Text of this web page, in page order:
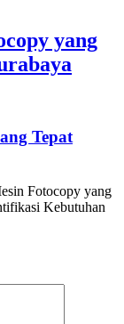
yang
Tepat
Fotocopy yang
Kebutuhan